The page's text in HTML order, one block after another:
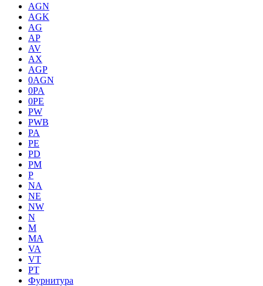
AGN
AGK
AG
AP
AV
AX
AGP
0AGN
0PA
0PE
PW
PWB
PA
PE
PD
PM
P
NA
NE
NW
N
M
MA
VA
VT
PT
Фурнитура